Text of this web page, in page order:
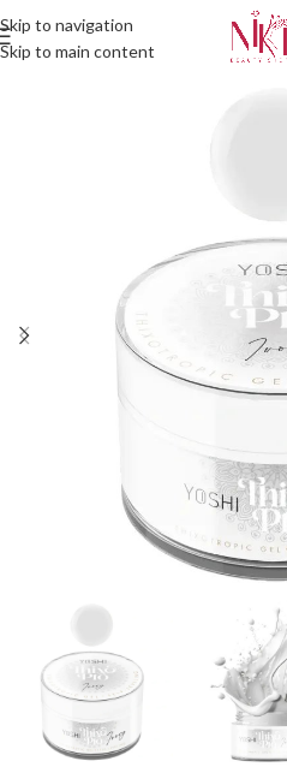
Skip to navigation
Skip to main content